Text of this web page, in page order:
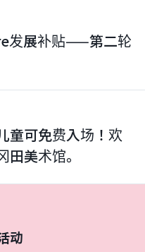
发展补贴——第二轮
童可免费入场！欢
美术馆。
动